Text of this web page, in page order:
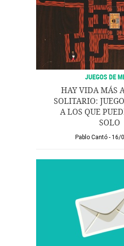
JUEGOS DE
HAY VIDA MÁS
SOLITARIO:
A LOS QUE
SOLO
Pablo Cantó 16/